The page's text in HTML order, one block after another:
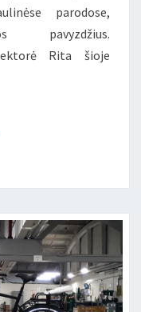
parodose,
pavyzdžius.
Rita šioje